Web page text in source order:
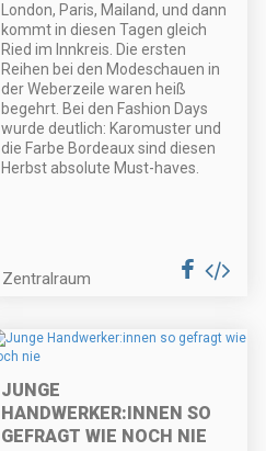
London, Paris, Mailand, und dann
kommt in diesen Tagen gleich
Ried im Innkreis. Die ersten
Reihen bei den Modeschauen in
der Weberzeile waren heiß
begehrt. Bei den Fashion Days
wurde deutlich: Karomuster und
die Farbe Bordeaux sind diesen
Herbst absolute Must-haves.
Zentralraum
JUNGE
HANDWERKER:INNEN SO
GEFRAGT WIE NOCH NIE